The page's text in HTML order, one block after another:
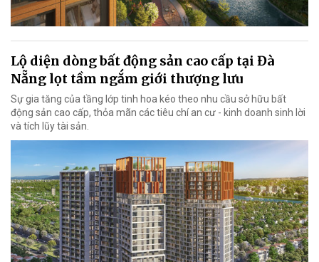
Lộ diện dòng bất động sản cao cấp tại Đà
Nẵng lọt tầm ngắm giới thượng lưu
Sự gia tăng của tầng lớp tinh hoa kéo theo nhu cầu sở hữu bất
động sản cao cấp, thỏa mãn các tiêu chí an cư - kinh doanh sinh lời
và tích lũy tài sản.